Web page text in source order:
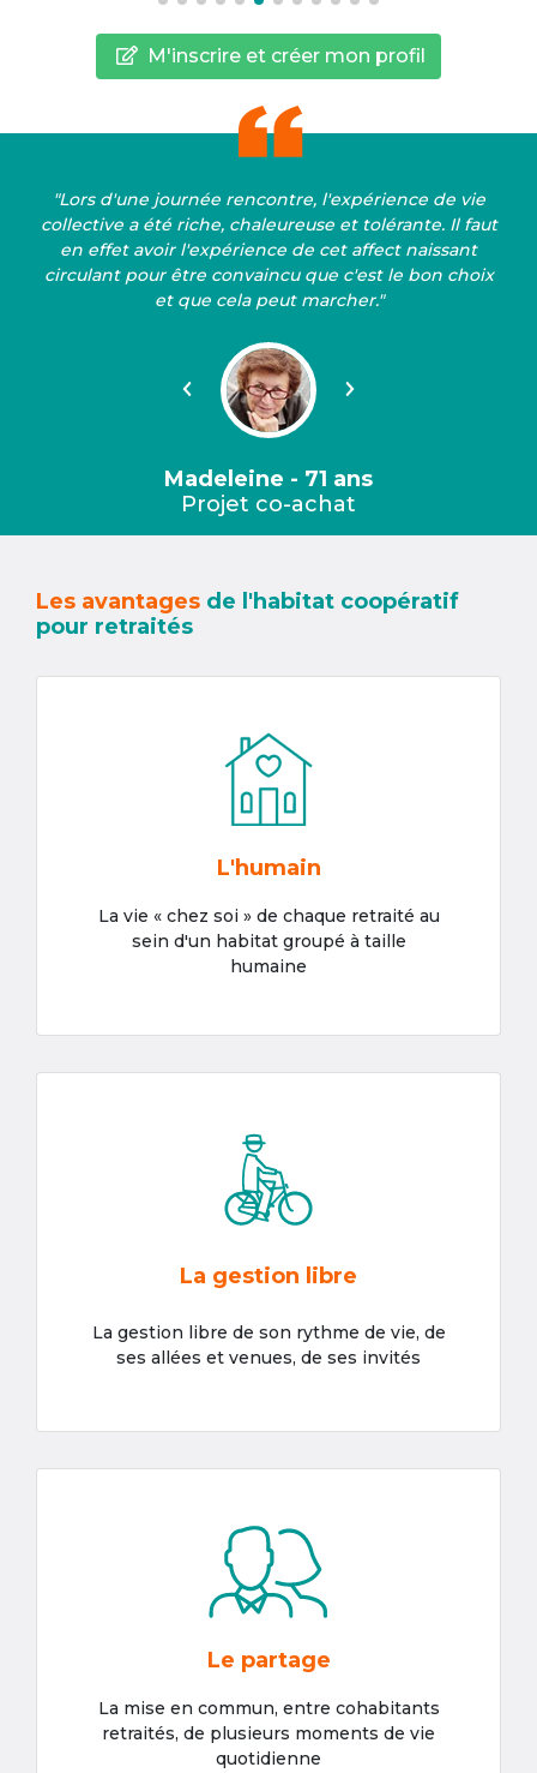
M'inscrire et créer mon profil
"Lors d'une journée rencontre, l'expérience de vie
collective a été riche, chaleureuse et tolérante. Il faut
en effet avoir l'expérience de cet affect naissant
circulant pour être convaincu que c'est le bon choix
et que cela peut marcher."
Précédent Suivant
Madeleine - 71 ans
Projet co-achat
Les avantages de l'habitat coopératif
pour retraités
L'humain
La vie « chez soi » de chaque retraité au
sein d'un habitat groupé à taille
humaine
La gestion libre
La gestion libre de son rythme de vie, de
ses allées et venues, de ses invités
Le partage
La mise en commun, entre cohabitants
retraités, de plusieurs moments de vie
quotidienne